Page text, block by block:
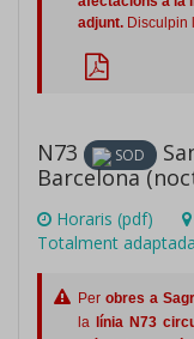
adjunt. Disculpin
N73 SOD
Barcelona
Horaris (pdf)
Totalment adaptada
Per obres a
la línia N73